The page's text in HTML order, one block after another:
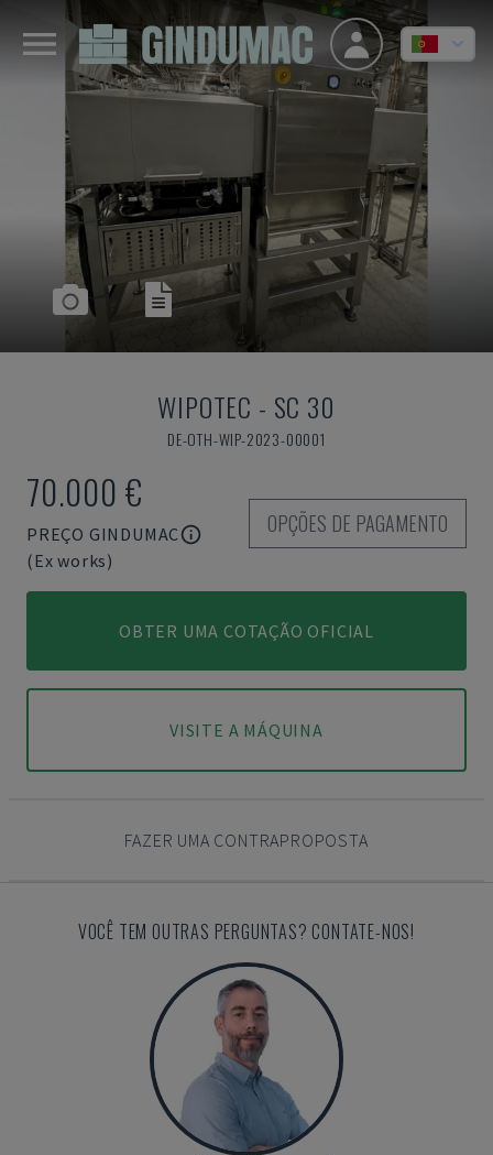
WIPOTEC - SC 30
DE-OTH-WIP-2023-00001
70.000 €
PREÇO GINDUMAC
(Ex works)
OPÇÕES DE PAGAMENTO
OBTER UMA COTAÇÃO OFICIAL
VISITE A MÁQUINA
FAZER UMA CONTRAPROPOSTA
VOCÊ TEM OUTRAS PERGUNTAS? CONTATE-NOS!